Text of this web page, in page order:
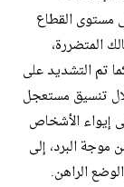
مستوى القطاع
المتضررة،
تم التشديد على
تنسيق مستعجل
إيواء الأشخاص
موجة البرد، إلى
الراهن.